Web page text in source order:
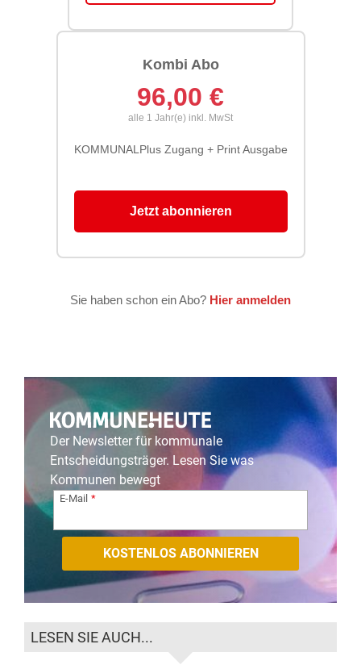
Der Newsletter für kommunale
Entscheidungsträger. Lesen Sie was
Kommunen bewegt
E-Mail
LESEN SIE AUCH...